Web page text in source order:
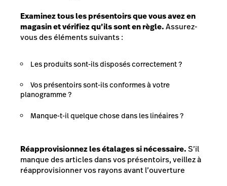
Examinez tous les présentoirs que vous avez en
magasin et vérifiez qu’ils sont en règle.Assurez-
vous des éléments suivants :
Les produits sont-ils disposés correctement ?
Vos présentoirs sont-ils conformes à votre
planogramme ?
Manque-t-il quelque chose dans les linéaires ?
Réapprovisionnez les étalages si nécessaire.S’il
manque des articles dans vos présentoirs, veillez à
réapprovisionner vos rayons avant l’ouverture